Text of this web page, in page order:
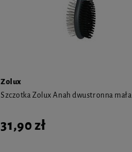
Zolux
Szczotka Zolux Anah dwustronna mała
31,90 zł